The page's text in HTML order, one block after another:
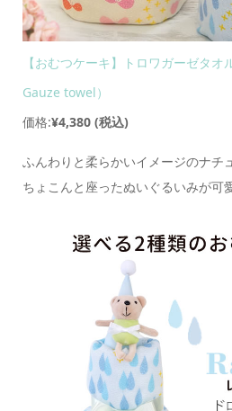
【おむつケーキ】トロワガーゼタ
Gauze towel）
価格:¥4,380 (税込)
ふんわりと柔らかいイメージのナ
ちょこんと座ったぬいぐるいみが可